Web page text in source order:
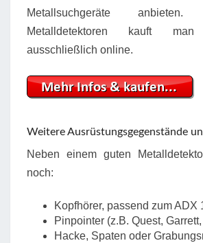
Metallsuchgeräte anbieten.
Metalldetektoren kauft
ausschließlich online.
Weitere Ausrüstungsgegenstände
Neben einem guten
noch:
Kopfhörer, passend zum ADX
Pinpointer (z.B. Quest,
Hacke, Spaten oder